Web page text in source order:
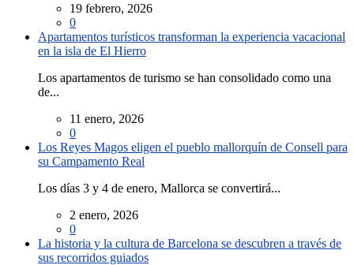
19 febrero, 2026
0
Apartamentos turísticos transforman la experiencia vacacional
en la isla de El Hierro
Los apartamentos de turismo se han consolidado como una
de...
11 enero, 2026
0
Los Reyes Magos eligen el pueblo mallorquín de Consell para
su Campamento Real
Los días 3 y 4 de enero, Mallorca se convertirá...
2 enero, 2026
0
La historia y la cultura de Barcelona se descubren a través de
sus recorridos guiados